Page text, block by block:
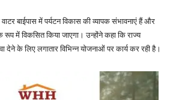
बाईपास में पर्यटन विकास की व्यापक संभावनाएं हैं और
में विकसित किया जाएगा। उन्होंने कहा कि राज्य
देने के लिए लगातार विभिन्न योजनाओं पर कार्य कर रही है।